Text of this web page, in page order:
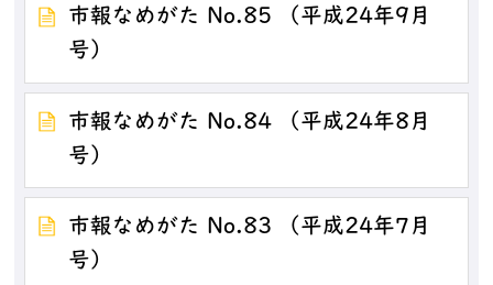
市報なめがた No.85 （平成24年9月
号）
市報なめがた No.84 （平成24年8月
号）
市報なめがた No.83 （平成24年7月
号）